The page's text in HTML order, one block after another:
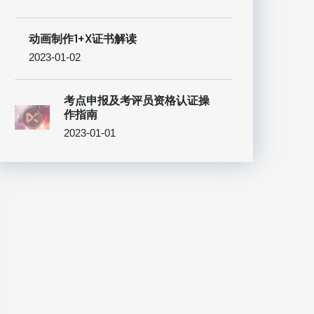
动画制作1+X证书解读
2023-01-02
考点申报及考评员资格认证操
作指南
2023-01-01